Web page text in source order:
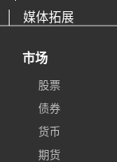
媒体拓展
市场
股票
债券
货币
期货